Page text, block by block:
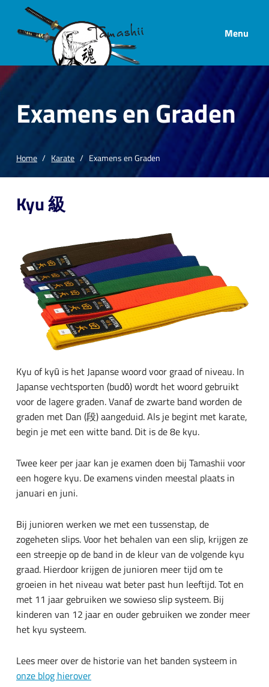
Menu
Home Karate Examens en Graden
Examens en Graden
Kyu 級
Kyu of kyū is het Japanse woord voor graad of niveau. In
Japanse vechtsporten (budō) wordt het woord gebruikt
voor de lagere graden. Vanaf de zwarte band worden de
graden met Dan (段) aangeduid. Als je begint met karate,
begin je met een witte band. Dit is de 8e kyu.
Twee keer per jaar kan je examen doen bij Tamashii voor
een hogere kyu. De examens vinden meestal plaats in
januari en juni.
Bij junioren werken we met een tussenstap, de
zogeheten slips. Voor het behalen van een slip, krijgen ze
een streepje op de band in de kleur van de volgende kyu
graad. Hierdoor krijgen de junioren meer tijd om te
groeien in het niveau wat beter past hun leeftijd. Tot en
met 11 jaar gebruiken we sowieso slip systeem. Bij
kinderen van 12 jaar en ouder gebruiken we zonder meer
het kyu systeem.
Lees meer over de historie van het banden systeem in
onze blog hierover